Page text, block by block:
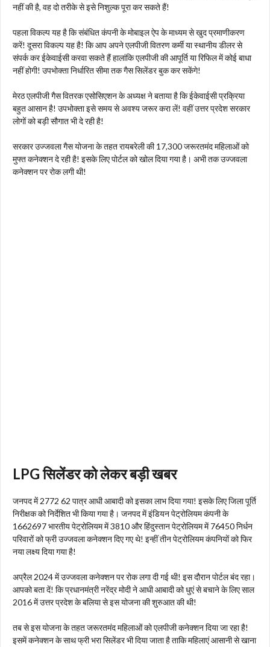
नहीं की है, वह दो तरीके से इसे निशुल्क पूरा कर सकते हैं!
पहला विकल्प यह है कि संबंधित कंपनी के मोबाइल ऐप के माध्यम से खुद प्रमाणीकरण
करें! दूसरा विकल्प यह है! कि आप अपने एलपीजी वितरण कर्मी या स्थानीय डीलर से
संपर्क कर ईकेवाईसी करवा सकते हैं हालांकि एलपीजी की आपूर्ति या रिफिल में कोई बाधा
नहीं होगी! उपभोक्ता निर्धारित सीमा तक गैस सिलेंडर बुक कर सकेंगे!
मेरठ एलपीजी गैस वितरक एसोसिएशन के अध्यक्ष ने बताया है कि ईकेवाईसी प्रक्रिया
बहुत आसान है! उपभोक्ता इसे समय से अवश्य जरूर करा लें! वहीं उत्तर प्रदेश सरकार
लोगों को बड़ी सौगात भी दे रही है!
सरकार उज्जवला गैस योजना के तहत रायबरेली की 17,300 जरूरतमंद महिलाओं को
मुफ्त कनेक्शन दे रही है! इसके लिए पोर्टल को खोल दिया गया है। अभी तक उज्जवला
कनेक्शन पर रोक लगी थी!
LPG सिलेंडर को लेकर बड़ी खबर
जनपद में 2772 62 पात्र आधी आबादी को इसका लाभ दिया गया! इसके लिए जिला पूर्ति
निरीक्षक को निर्देशित भी किया गया है। जनपद में इंडियन पेट्रोलियम कंपनी के
1662697 भारतीय पेट्रोलियम में 3810 और हिंदुस्तान पेट्रोलियम में 76450 निर्धन
परिवारों को फ्री उज्जवला कनेक्शन दिए गए थे! इन्हीं तीन पेट्रोलियम कंपनियों को फिर
नया लक्ष्य दिया गया है!
अप्रैल 2024 में उज्जवला कनेक्शन पर रोक लगा दी गई थी! इस दौरान पोर्टल बंद रहा।
आपको बता दें! कि प्रधानमंत्री नरेंद्र मोदी ने आधी आबादी को धुएं से बचाने के लिए साल
2016 में उत्तर प्रदेश के बलिया से इस योजना की शुरुआत की थी!
तब से इस योजना के तहत जरूरतमंद महिलाओं को एलपीजी कनेक्शन दिया जा रहा है!
इसमें कनेक्शन के साथ फ्री भरा सिलेंडर भी दिया जाता है ताकि महिलाएं आसानी से खाना